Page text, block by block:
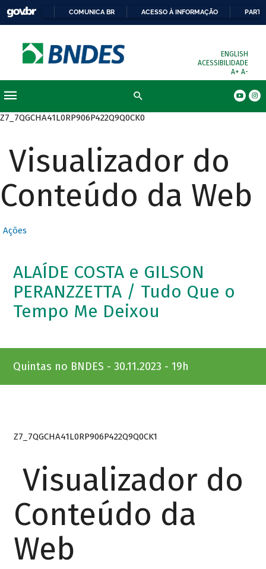
COMUNICA BR ACESSO À INFORMAÇÃO
ENGLISH
ACESSIBILIDADE
A+ A-
Z7_7QGCHA41L0RP906P422Q9Q0CK0
Visualizador do
Conteúdo da Web
Ações
ALAÍDE COSTA e GILSON
PERANZZETTA / Tudo Que o
Tempo Me Deixou
Quintas no BNDES - 30.11.2023 - 19h
Z7_7QGCHA41L0RP906P422Q9Q0CK1
Visualizador do
Conteúdo da
Web